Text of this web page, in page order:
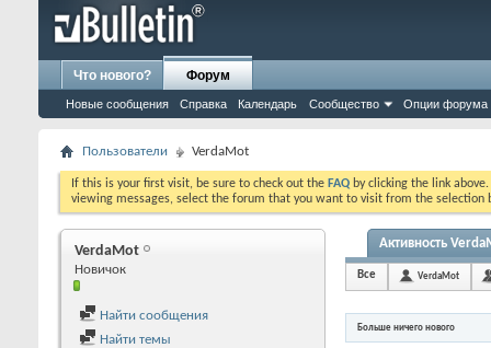
Что нового? Форум
Новые сообщения Справка Календарь Сообщество Опции форума
Пользователи VerdaMot
If this is your first visit, be sure to check out the FAQ by clicking the link
viewing messages, select the forum that you want to visit from the selection
VerdaMot
Новичок
Найти сообщения
Найти темы
Активность
Все VerdaMot
Больше ничего нового